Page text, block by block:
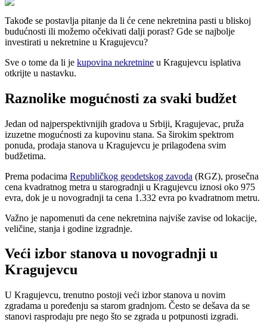
Takođe se postavlja pitanje da li će cene nekretnina pasti u bliskoj
budućnosti ili možemo očekivati dalji porast? Gde se najbolje
investirati u nekretnine u Kragujevcu?
Sve o tome da li je kupovina nekretnine u Kragujevcu isplativa
otkrijte u nastavku.
Raznolike mogućnosti za svaki budžet
Jedan od najperspektivnijih gradova u Srbiji, Kragujevac, pruža
izuzetne mogućnosti za kupovinu stana. Sa širokim spektrom
ponuda, prodaja stanova u Kragujevcu je prilagođena svim
budžetima.
Prema podacima Republičkog geodetskog zavoda (RGZ), prosečna
cena kvadratnog metra u starogradnji u Kragujevcu iznosi oko 975
evra, dok je u novogradnji ta cena 1.332 evra po kvadratnom metru.
Važno je napomenuti da cene nekretnina najviše zavise od lokacije,
veličine, stanja i godine izgradnje.
Veći izbor stanova u novogradnji u
Kragujevcu
U Kragujevcu, trenutno postoji veći izbor stanova u novim
zgradama u poređenju sa starom gradnjom. Često se dešava da se
stanovi rasprodaju pre nego što se zgrada u potpunosti izgradi.